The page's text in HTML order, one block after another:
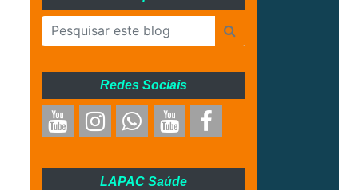
Redes Sociais
LAPAC Saúde